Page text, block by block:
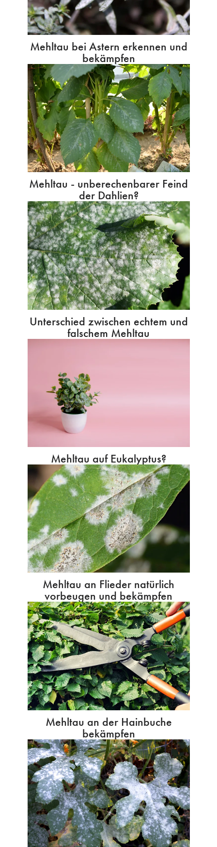
Mehltau bei Astern erkennen und
bekämpfen
Mehltau - unberechenbarer Feind
der Dahlien?
Unterschied zwischen echtem und
falschem Mehltau
Mehltau auf Eukalyptus?
Mehltau an Flieder natürlich
vorbeugen und bekämpfen
Mehltau an der Hainbuche
bekämpfen